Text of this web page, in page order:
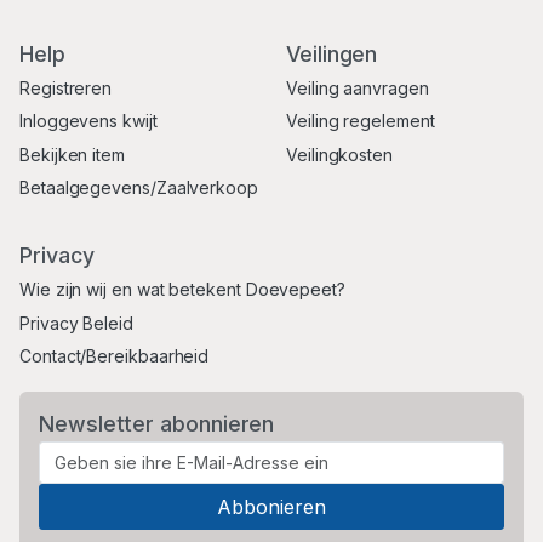
Help
Registreren
Inloggevens kwijt
Bekijken item
Betaalgegevens/Zaalverkoop
Veilingen
Veiling aanvragen
Veiling regelement
Veilingkosten
Privacy
Wie zijn wij en wat betekent Doevepeet?
Privacy Beleid
Contact/Bereikbaarheid
Newsletter abonnieren